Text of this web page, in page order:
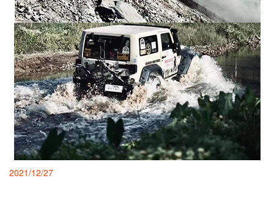
2021/12/27